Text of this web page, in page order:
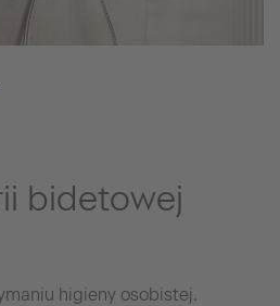
bidetowej
higieny osobistej.